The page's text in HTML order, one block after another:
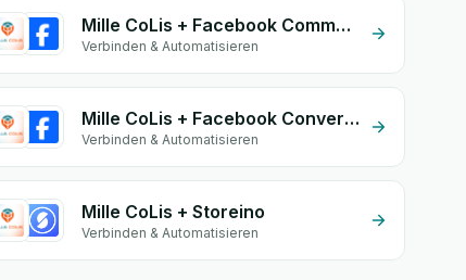
Mille CoLis + Facebook Comments
Verbinden & Automatisieren
Mille CoLis + Facebook Conversion API (CAPI)
Verbinden & Automatisieren
Mille CoLis + Storeino
Verbinden & Automatisieren